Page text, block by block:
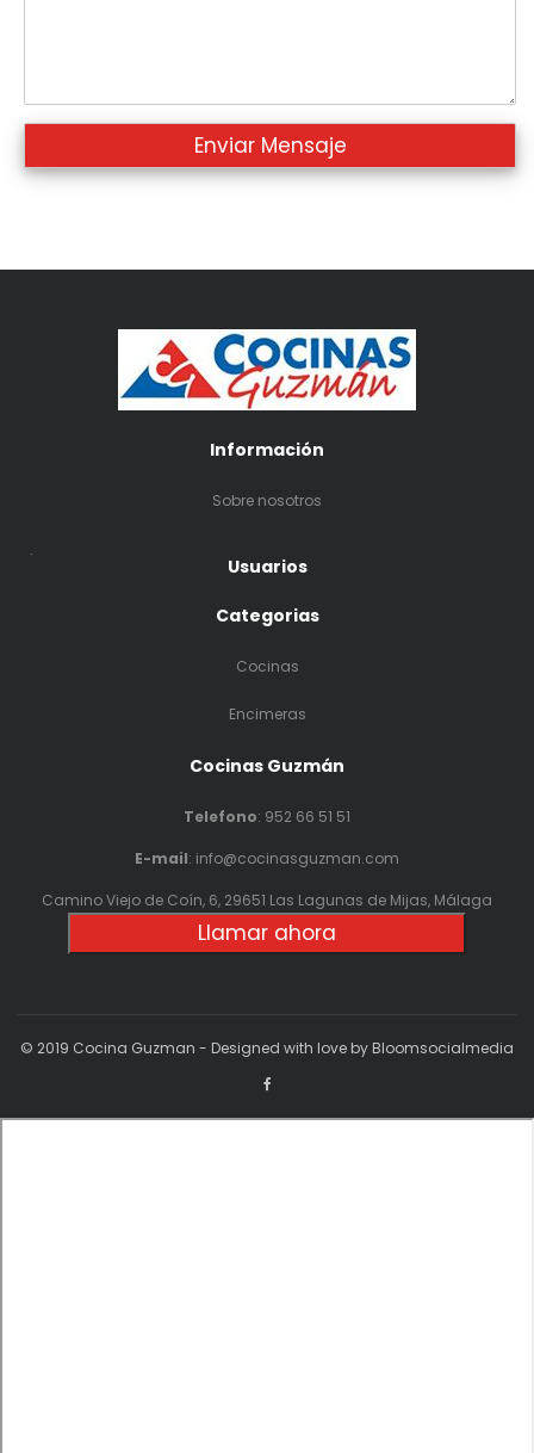
Información
Sobre nosotros
.
Usuarios
Categorias
Cocinas
Encimeras
Cocinas Guzmán
Telefono: 952 66 51 51
E-mail: info@cocinasguzman.com
Camino Viejo de Coín, 6, 29651 Las Lagunas de Mijas, Málaga
Llamar ahora
© 2019 Cocina Guzman - Designed with love by Bloomsocialmedia